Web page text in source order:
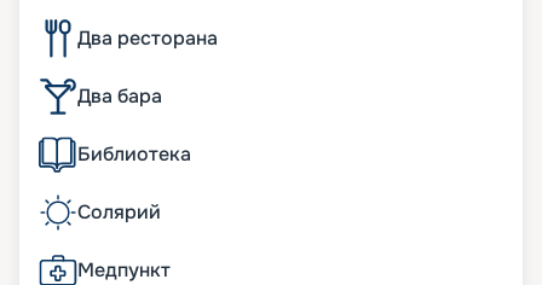
Два ресторана
Два бара
Библиотека
Солярий
Медпункт